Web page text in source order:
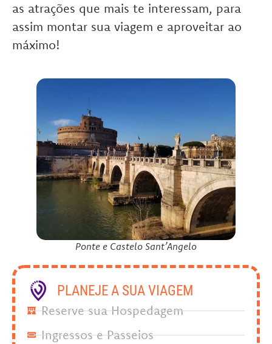
as atrações que mais te interessam, para
assim montar sua viagem e aproveitar ao
máximo!
Ponte e Castelo Sant’Angelo
PLANEJE A SUA VIAGEM
Reserve sua Hospedagem
Ingressos e Passeios